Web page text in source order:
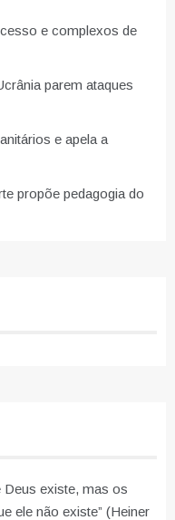
e complexos de
parem ataques
e apela a
propõe pedagogia do
Deus existe, mas os
ele não existe” (Heiner